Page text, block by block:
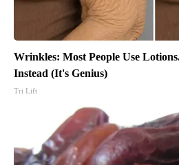
Wrinkles: Most People Use
Instead (It's Genius)
Tri Lift